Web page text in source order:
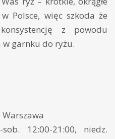
Polsce, więc szkoda że
z powodu
w garnku do ryżu.
sob. 12:00-21:00, niedz.